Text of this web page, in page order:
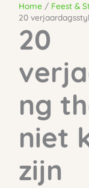
Home
Feest &
20
20
ng
niet
zijn